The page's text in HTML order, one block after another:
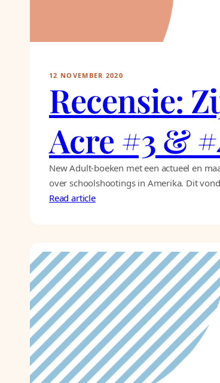
12 NOVEMBER 2020
Recensie:
Acre #3 &
New Adult-boeken met een actueel en
over schoolshootings in Amerika. Dit
Read article